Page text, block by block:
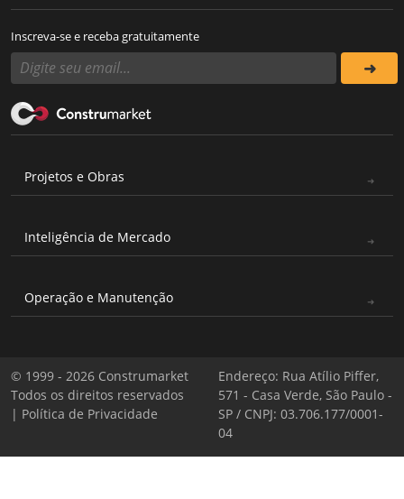
Inscreva-se e receba gratuitamente
Projetos e Obras
Inteligência de Mercado
Operação e Manutenção
© 1999 - 2026 Construmarket
Todos os direitos reservados
| Política de Privacidade
Endereço: Rua Atílio Piffer,
571 - Casa Verde, São Paulo -
SP / CNPJ: 03.706.177/0001-
04